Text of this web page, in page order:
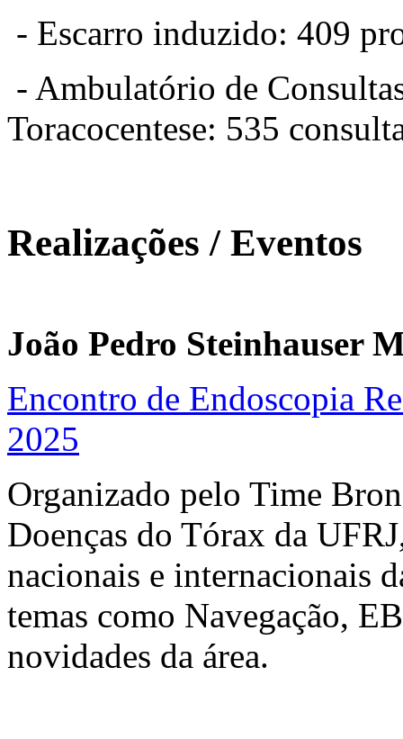
- Escarro induzido: 409
- Ambulatório de
Toracocentese: 535
Realizações / Eventos
João Pedro Steinhauser
Encontro de Endoscopia
2025
Organizado pelo Time
Doenças do Tórax da
nacionais e internacionais
temas como Navegação,
novidades da área.